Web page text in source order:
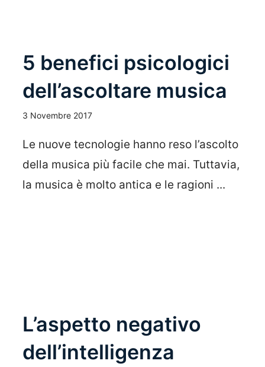
5 benefici psicologici
dell’ascoltare musica
3 Novembre 2017
Le nuove tecnologie hanno reso l’ascolto
della musica più facile che mai. Tuttavia,
la musica è molto antica e le ragioni ...
L’aspetto negativo
dell’intelligenza